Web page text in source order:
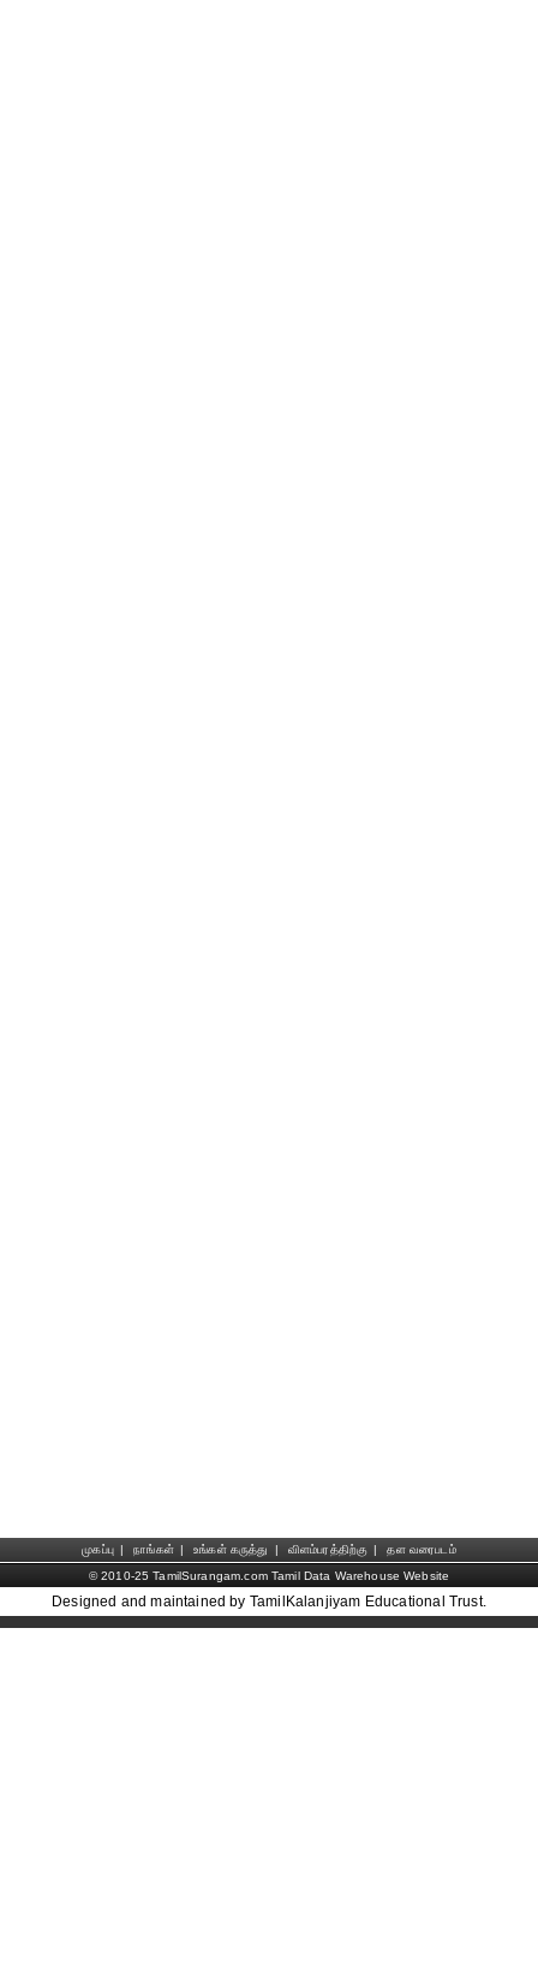
முகப்பு | நாங்கள் | உங்கள் கருத்து | விளம்பரத்திற்கு |
தள வரைபடம்
© 2010-25 TamilSurangam.com Tamil Data Warehouse Website
Designed and maintained by TamilKalanjiyam Educational Trust.